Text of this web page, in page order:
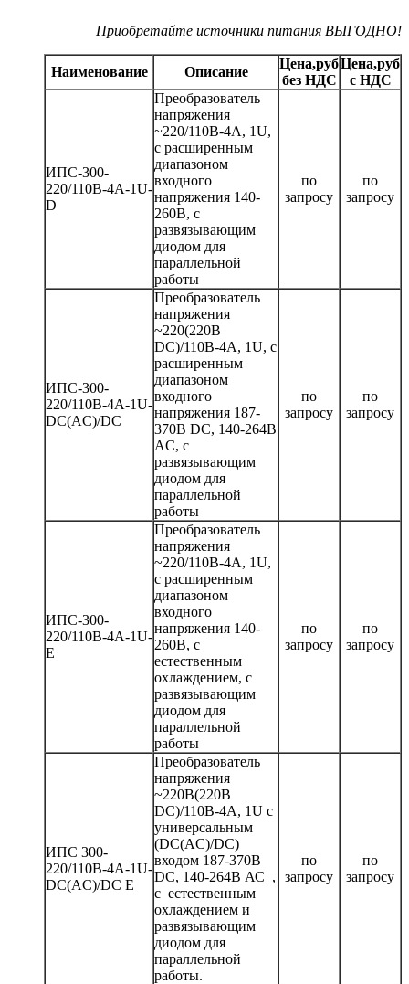
Приобретайте источники питания ВЫГОДНО!
Наименование Описание
Цена,руб
без НДС
Цена,руб
с НДС
ИПС-300-
220/110В-4А-1U-
D
Преобразователь
напряжения
~220/110В-4А, 1U,
с расширенным
диапазоном
входного
напряжения 140-
260В, с
развязывающим
диодом для
параллельной
работы
по
запросу
по
запросу
ИПС-300-
220/110В-4А-1U-
DС(AC)/DC
Преобразователь
напряжения
~220(220В
DC)/110В-4А, 1U, с
расширенным
диапазоном
входного
напряжения 187-
370В DC, 140-264В
AC, с
развязывающим
диодом для
параллельной
работы
по
запросу
по
запросу
ИПС-300-
220/110В-4А-1U-
E
Преобразователь
напряжения
~220/110В-4А, 1U,
с расширенным
диапазоном
входного
напряжения 140-
260В, c
естественным
охлаждением, с
развязывающим
диодом для
параллельной
работы
по
запросу
по
запросу
ИПС 300-
220/110В-4А-1U-
DC(AC)/DC Е
Преобразователь
напряжения
~220В(220B
DC)/110В-4А, 1U c
универсальным
(DC(AC)/DC)
входом 187-370В
DC, 140-264В АС ,
с естественным
охлаждением и
развязывающим
диодом для
параллельной
работы.
по
запросу
по
запросу